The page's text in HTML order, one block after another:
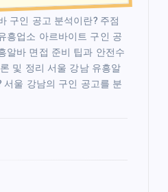
구인 공고 분석이란? 주점
흥업소 아르바이트 구인 공
알바 면접 준비 팁과 안전수
및 정리 서울 강남 유흥알
서울 강남의 구인 공고를 분